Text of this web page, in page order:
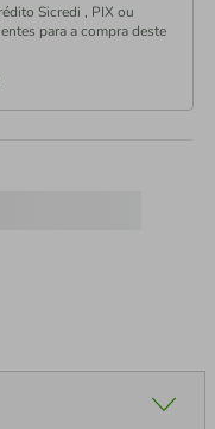
Sicredi , PIX ou
para a compra deste